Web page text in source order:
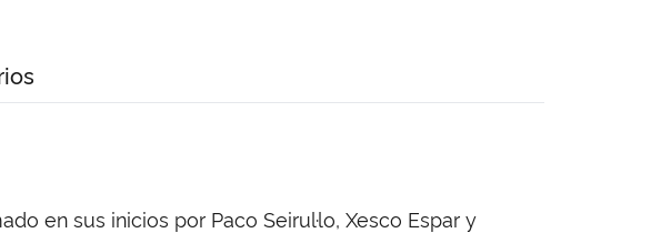
en sus inicios por Paco Seirul·lo, Xesco Espar y